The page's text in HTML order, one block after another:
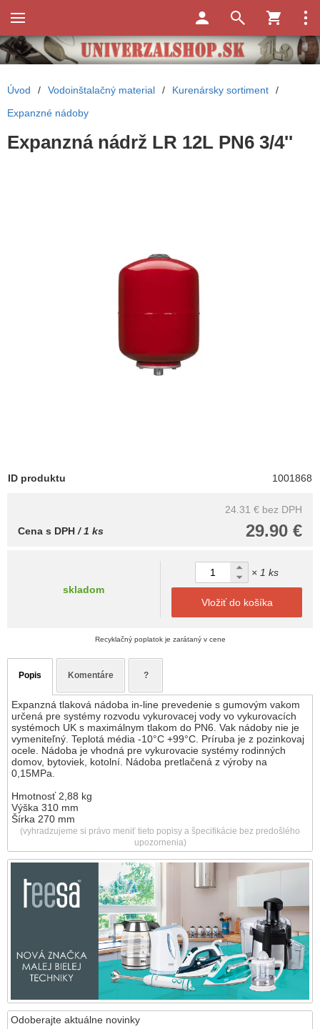
Odoberajte aktuálne novinky
Úvod / Vodoinštalačný material / Kurenársky sortiment
/
Expanzné nádoby
Expanzná nádrž LR 12L PN6 3/4''
ID produktu 1001868
24.31 € bez DPH
29.90 €
Cena s DPH/ 1 ks
skladom
× 1 ks
Vložiť do košíka
Recyklačný poplatok je zarátaný v cene
Popis Komentáre ?
Expanzná tlaková nádoba in-line prevedenie s gumovým vakom
určená pre systémy rozvodu vykurovacej vody vo vykurovacích
systémoch UK s maximálnym tlakom do PN6. Vak nádoby nie je
vymeniteľný. Teplotá média -10°C +99°C. Príruba je z pozinkovaj
ocele. Nádoba je vhodná pre vykurovacie systémy rodinných
domov, bytoviek, kotolní. Nádoba pretlačená z výroby na
0,15MPa.
Hmotnosť 2,88 kg
Výška 310 mm
Šírka 270 mm
(vyhradzujeme si právo meniť tieto popisy a špecifikácie bez predošlého
upozornenia)